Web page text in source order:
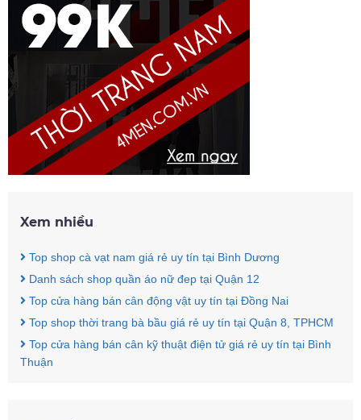
Xem nhiều
Top shop cà vạt nam giá rẻ uy tín tại Bình Dương
Danh sách shop quần áo nữ đep tại Quận 12
Top cửa hàng bán cân động vật uy tín tại Đồng Nai
Top shop thời trang bà bầu giá rẻ uy tín tại Quận 8, TPHCM
Top cửa hàng bán cân kỹ thuật điện tử giá rẻ uy tín tại Bình
Thuận